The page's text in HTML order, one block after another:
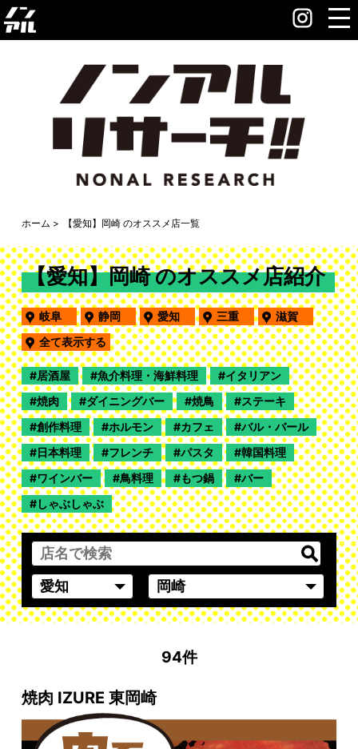
ホーム 【愛知】岡崎 のオススメ店一覧
【愛知】岡崎 のオススメ店紹介
岐阜 静岡 愛知 三重
滋賀
全て表示する
居酒屋 魚介料理・海鮮料理
イタリアン
焼肉
ダイニングバー 焼鳥
ステーキ
創作料理
ホルモン カフェ
バル・バール
日本料理
フレンチ パスタ
韓国料理
ワインバー
鳥料理 もつ鍋
バー
しゃぶしゃぶ
94件
焼肉 IZURE 東岡崎